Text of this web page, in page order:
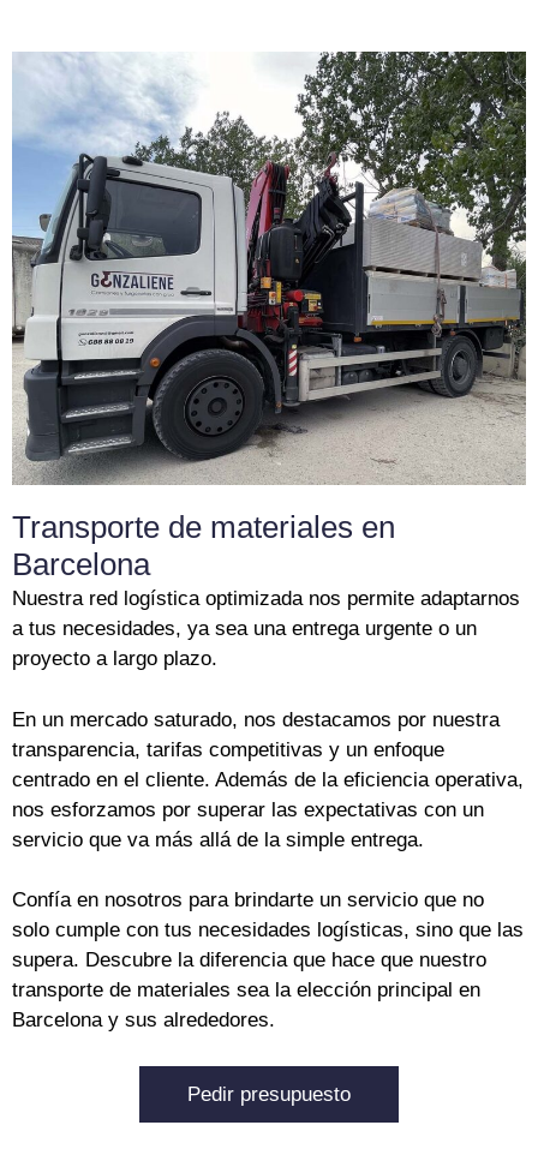
Transporte de materiales en
Barcelona
Nuestra red logística optimizada nos permite adaptarnos
a tus necesidades, ya sea una entrega urgente o un
proyecto a largo plazo.
En un mercado saturado, nos destacamos por nuestra
transparencia, tarifas competitivas y un enfoque
centrado en el cliente. Además de la eficiencia operativa,
nos esforzamos por superar las expectativas con un
servicio que va más allá de la simple entrega.
Confía en nosotros para brindarte un servicio que no
solo cumple con tus necesidades logísticas, sino que las
supera. Descubre la diferencia que hace que nuestro
transporte de materiales sea la elección principal en
Barcelona y sus alrededores.
Pedir presupuesto